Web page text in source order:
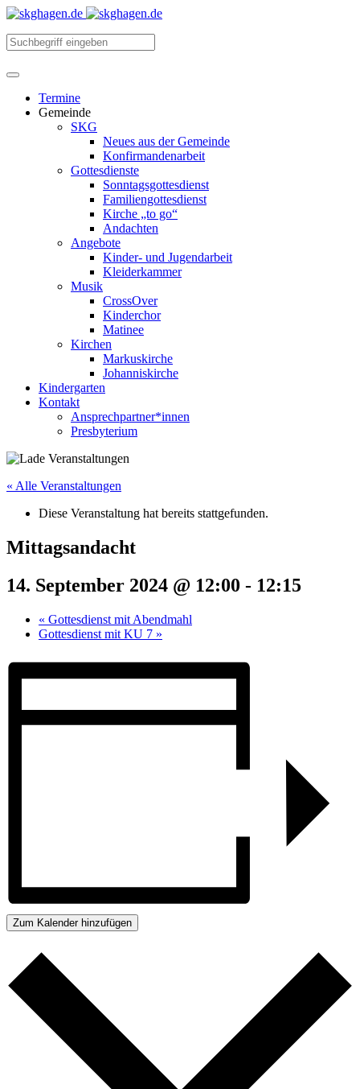
Termine
Gemeinde
SKG
Neues aus der Gemeinde
Konfirmandenarbeit
Gottesdienste
Sonntagsgottesdienst
Familiengottesdienst
Kirche „to go“
Andachten
Angebote
Kinder- und Jugendarbeit
Kleiderkammer
Musik
CrossOver
Kinderchor
Matinee
Kirchen
Markuskirche
Johanniskirche
Kindergarten
Kontakt
Ansprechpartner*innen
Presbyterium
« Alle Veranstaltungen
Diese Veranstaltung hat bereits stattgefunden.
Mittagsandacht
14. September 2024 @ 12:00 - 12:15
« Gottesdienst mit Abendmahl
Gottesdienst mit KU 7 »
Zum Kalender hinzufügen